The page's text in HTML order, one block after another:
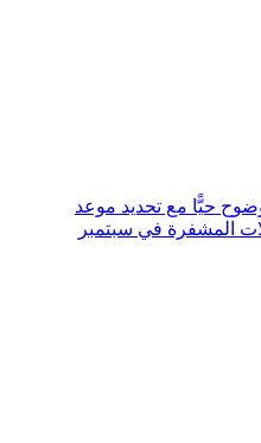
حيًّا مع تحديد موعد
المشفرة في سبتمبر